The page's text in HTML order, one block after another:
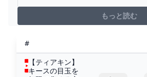
もっと読む
#
【ティアキン】
キースの目玉を